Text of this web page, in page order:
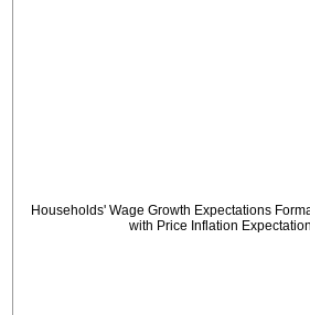
Households' Wage Growth Expectations
with Price Inflation